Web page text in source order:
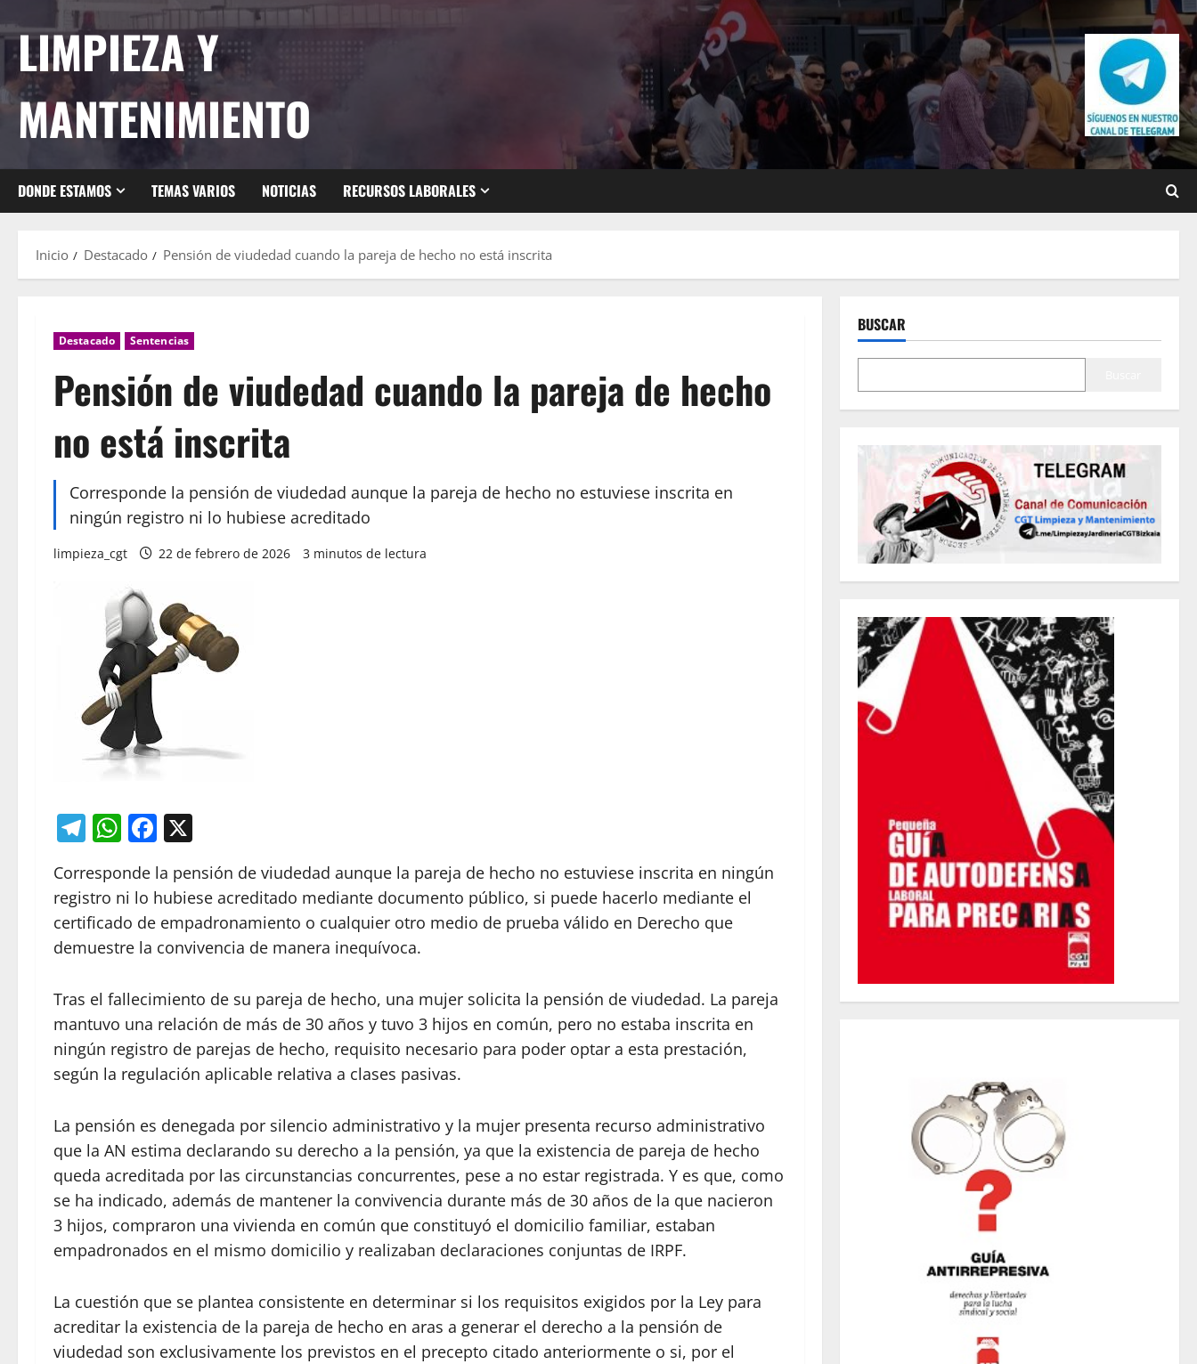
al
contenido
LIMPIEZA Y
MANTENIMIENTO
DONDE ESTAMOS TEMAS VARIOS NOTICIAS RECURSOS LABORALES
Inicio Destacado Pensión de viudedad cuando la pareja de hecho no está inscrita
Destacado Sentencias
Pensión de viudedad cuando la pareja de hecho
no está inscrita
Corresponde la pensión de viudedad aunque la pareja de hecho no estuviese inscrita en
ningún registro ni lo hubiese acreditado
limpieza_cgt 22 de febrero de 2026 3 minutos de lectura
Telegram
WhatsApp
Facebook
Corresponde la pensión de viudedad aunque la pareja de hecho no estuviese inscrita en ningún
registro ni lo hubiese acreditado mediante documento público, si puede hacerlo mediante el
certificado de empadronamiento o cualquier otro medio de prueba válido en Derecho que
demuestre la convivencia de manera inequívoca.
Tras el fallecimiento de su pareja de hecho, una mujer solicita la pensión de viudedad. La pareja
mantuvo una relación de más de 30 años y tuvo 3 hijos en común, pero no estaba inscrita en
ningún registro de parejas de hecho, requisito necesario para poder optar a esta prestación,
según la regulación aplicable relativa a clases pasivas.
La pensión es denegada por silencio administrativo y la mujer presenta recurso administrativo
que la AN estima declarando su derecho a la pensión, ya que la existencia de pareja de hecho
queda acreditada por las circunstancias concurrentes, pese a no estar registrada. Y es que, como
se ha indicado, además de mantener la convivencia durante más de 30 años de la que nacieron
3 hijos, compraron una vivienda en común que constituyó el domicilio familiar, estaban
empadronados en el mismo domicilio y realizaban declaraciones conjuntas de IRPF.
La cuestión que se plantea consistente en determinar si los requisitos exigidos por la Ley para
acreditar la existencia de la pareja de hecho en aras a generar el derecho a la pensión de
viudedad son exclusivamente los previstos en el precepto citado anteriormente o si, por el
BUSCAR